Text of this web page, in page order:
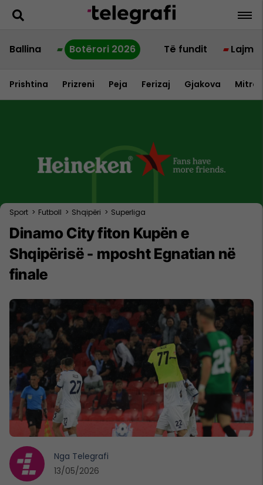
Ballina Botërori 2026 Të fundit Lajme
Prishtina Prizreni Peja Ferizaj Gjakova
Sport > Futboll > Shqipëri > Superliga
Dinamo City fiton Kupën e
Shqipërisë - mposht Egnatian në
finale
Nga Telegrafi
13/05/2026